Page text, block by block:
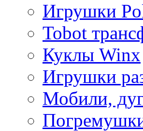
Игрушки
Tobot
Куклы Winx
Игрушки
Мобили,